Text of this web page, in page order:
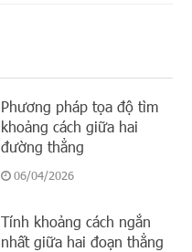
Phương pháp tọa độ tìm
khoảng cách giữa hai
đường thẳng
06/04/2026
Tính khoảng cách ngắn
nhất giữa hai đoạn thẳng